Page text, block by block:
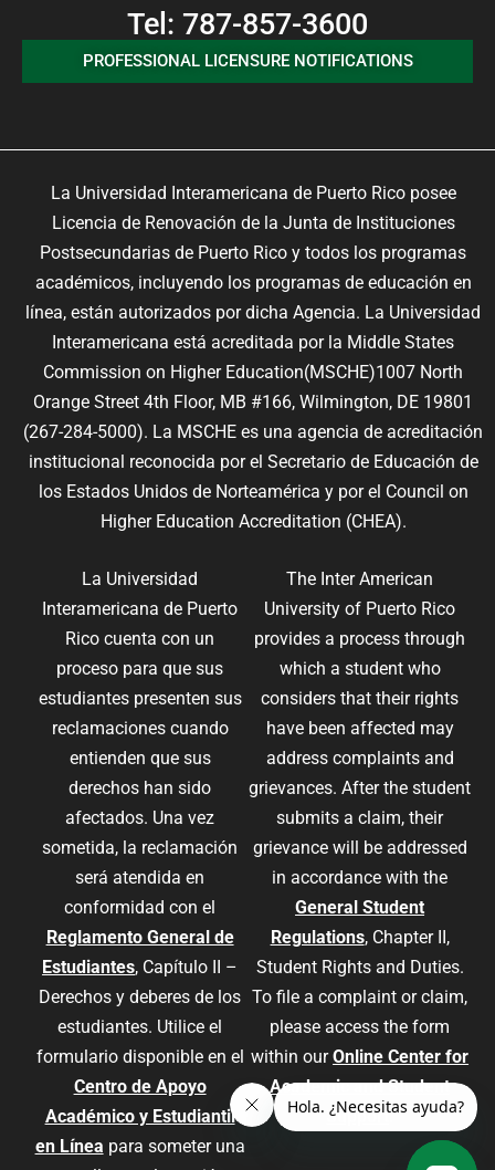
Tel: 787-857-3600
PROFESSIONAL LICENSURE NOTIFICATIONS
La Universidad Interamericana de Puerto Rico posee
Licencia de Renovación de la Junta de Instituciones
Postsecundarias de Puerto Rico y todos los programas
académicos, incluyendo los programas de educación en
línea, están autorizados por dicha Agencia. La Universidad
Interamericana está acreditada por la Middle States
Commission on Higher Education(MSCHE)1007 North
Orange Street 4th Floor, MB #166, Wilmington, DE 19801
(267-284-5000). La MSCHE es una agencia de acreditación
institucional reconocida por el Secretario de Educación de
los Estados Unidos de Norteamérica y por el Council on
Higher Education Accreditation (CHEA).
La Universidad
Interamericana de Puerto
Rico cuenta con un
proceso para que sus
estudiantes presenten sus
reclamaciones cuando
entienden que sus
derechos han sido
afectados. Una vez
sometida, la reclamación
será atendida en
conformidad con el
Reglamento General de
Estudiantes, Capítulo II –
Derechos y deberes de los
estudiantes. Utilice el
formulario disponible en el
Centro de Apoyo
Académico y Estudiantil
en Línea para someter una
The Inter American
University of Puerto Rico
provides a process through
which a student who
considers that their rights
have been affected may
address complaints and
grievances. After the student
submits a claim, their
grievance will be addressed
in accordance with the
General Student
Regulations, Chapter II,
Student Rights and Duties.
To file a complaint or claim,
please access the form
within ourOnline Center for
Academic and Student
Support.